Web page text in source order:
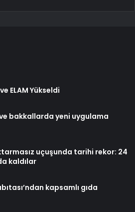
ELAM Yükseldi
bakkallarda yeni uygulama
uçuşunda tarihi rekor: 24
kaldılar
kapsamlı gıda